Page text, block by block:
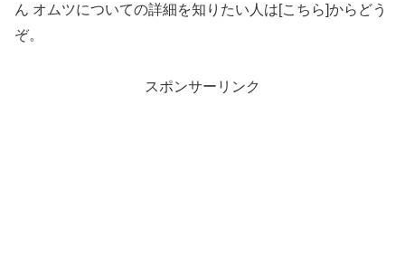
ん オムツについての詳細を知りたい人は[こちら]からどう
ぞ。
スポンサーリンク